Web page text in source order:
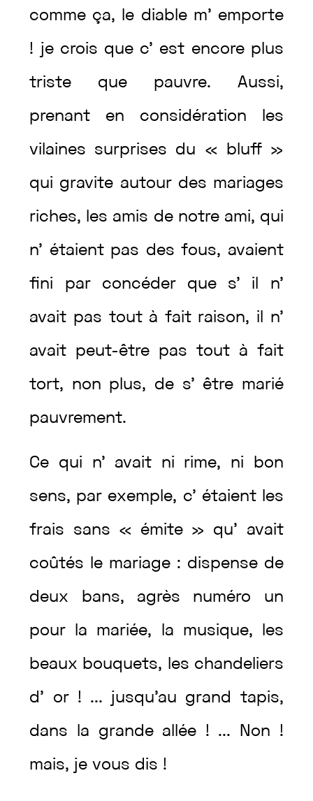
comme ça, le diable m’ emporte
! je crois que c’ est encore plus
triste que pauvre. Aussi,
prenant en considération les
vilaines surprises du « bluff »
qui gravite autour des mariages
riches, les amis de notre ami, qui
n’ étaient pas desfous, avaient
fini par concéder que s’ il n’
avait pas tout à fait raison, il n’
avait peut-être pas tout à fait
tort, non plus, de s’ être marié
pauvrement.
Ce qui n’ avait ni rime, ni bon
sens, par exemple, c’ étaient les
frais sans « émite » qu’ avait
coûtés le mariage : dispense de
deux bans, agrès numéro un
pour la mariée, la musique, les
beaux bouquets, les chandeliers
d’ or ! ... jusqu’au grand tapis,
dans la grande allée ! ... Non !
mais, jevous dis !